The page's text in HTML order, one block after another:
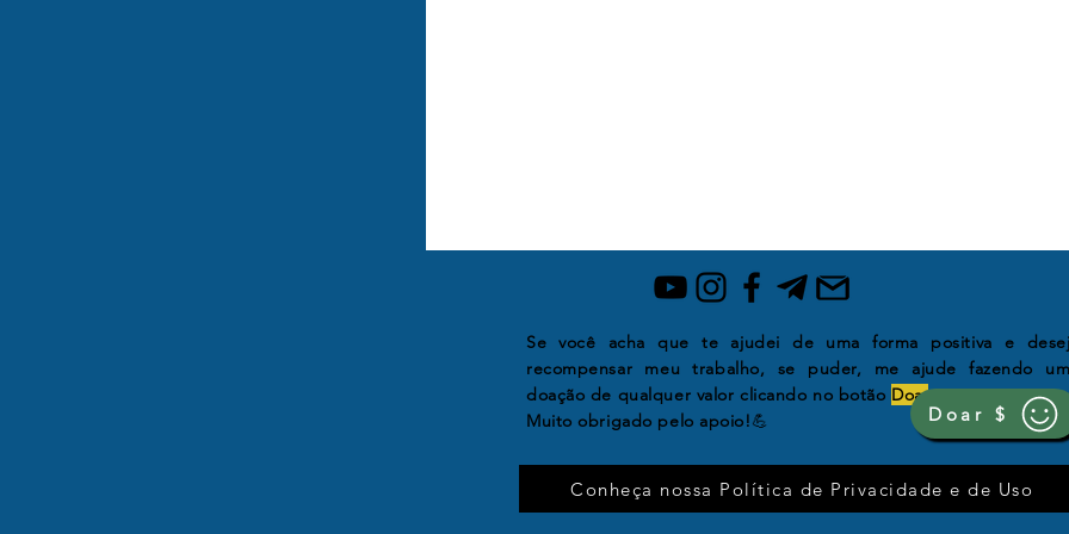
Se você acha que te ajudei de uma forma positiva e
recompensar meu trabalho, se puder, me ajude fazendo
doação de qualquer valor clicando no botão Doar.
Muito obrigado pelo apoio!💪 Doar $
Conheça nossa Política de Privacidade e de Uso